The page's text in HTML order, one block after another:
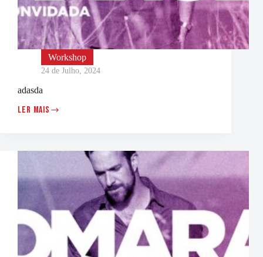
Workshop
24 de Julho, 2024
adasda
LER MAIS
ADASDA